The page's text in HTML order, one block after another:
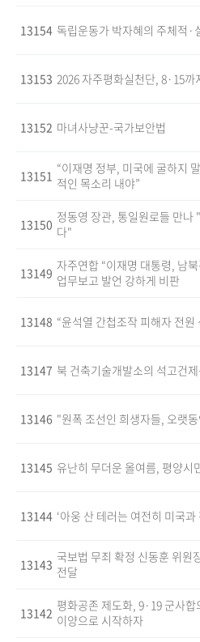
13154 독립운동가 박자혜의 주체적·
13153 2026 자주평화실천단, 8·15까
13152 마녀사냥꾼-국가보안법
13151 “이재명 정부, 미국에 굴하지
적인 목소리 내야”
13150 정동영 장관, 통일원로들 만
다"
13149 자주연합 “이재명 대통령, 남
업무보고 발언 강하게 비판
13148 “윤석열 간첩조작 피해자 전원
13147 북 건축기술개발소의 석고건
13146 "원폭 조선인 희생자들, 오랫
13145 유난히 무더운 올여름, 평양시
13144 ‘아웅 산 테러는 여전히 미국
13143 국보법 무죄 확정 신동훈 위원
전달
13142 평화공존 제도화, 9·19 군사
이양으로 시작하자